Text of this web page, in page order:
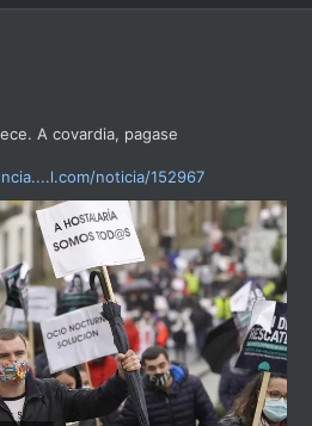
A covardia, pagase
noticia/152967